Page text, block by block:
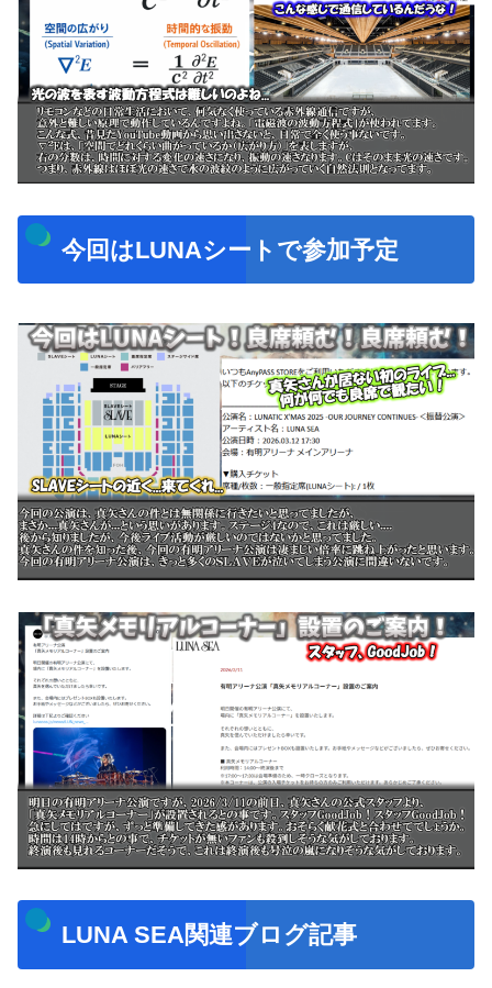
今回はLUNAシートで参加予定
LUNA SEA関連ブログ記事